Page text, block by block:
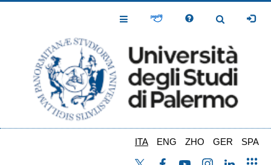
Toggle
Toggle
ITA ENG ZHO GER SPA